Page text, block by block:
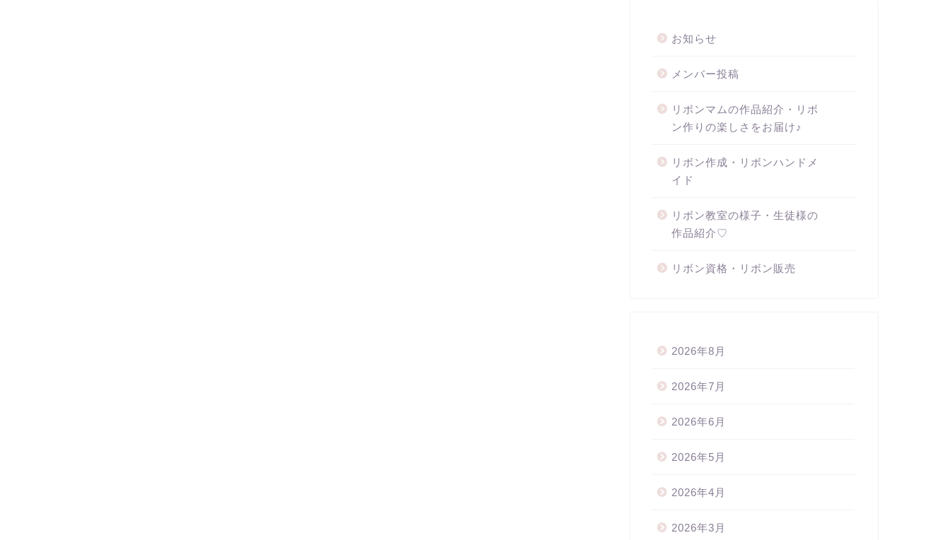
お知らせ
メンバー投稿
リボンマムの作品紹介・リボ
ン作りの楽しさをお届け♪
リボン作成・リボンハンドメ
イド
リボン教室の様子・生徒様の
作品紹介♡
リボン資格・リボン販売
2026年8月
2026年7月
2026年6月
2026年5月
2026年4月
2026年3月